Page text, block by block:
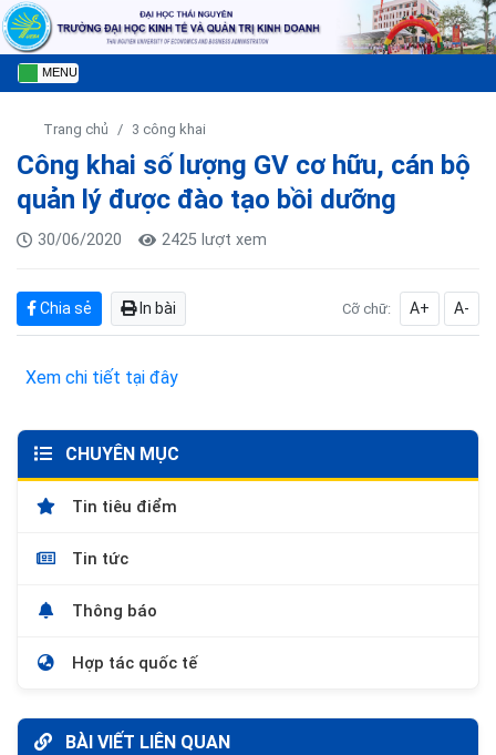
MENU
Trang chủ 3 công khai
Công khai số lượng GV cơ hữu, cán bộ
quản lý được đào tạo bồi dưỡng
30/06/2020 2425 lượt xem
Chia sẻ In bài Cỡ chữ: A+ A-
Xem chi tiết tại đây
CHUYÊN MỤC
Tin tiêu điểm
Tin tức
Thông báo
Hợp tác quốc tế
BÀI VIẾT LIÊN QUAN